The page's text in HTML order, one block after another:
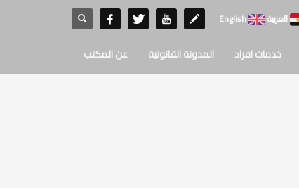
العربية English
خدمات افراد المدونة القانونية عن المكتب